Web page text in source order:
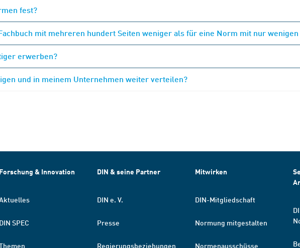
fest?
mit mehreren hundert Seiten weniger als für eine Norm mit nur wenigen
erwerben?
und in meinem Unternehmen weiter verteilen?
Forschung & Innovation
DIN SPEC
DIN & seine Partner
DIN e. V.
Presse
Regierungsbeziehungen
Mitwirken
DIN-Mitgliedschaft
Normung mitgestalten
Normenausschüsse